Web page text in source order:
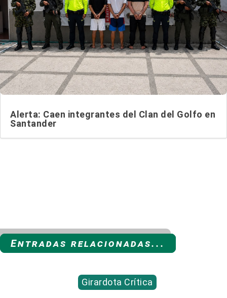
Alerta: Caen integrantes del Clan del Golfo en
Santander
Entradas relacionadas...
Girardota Crítica